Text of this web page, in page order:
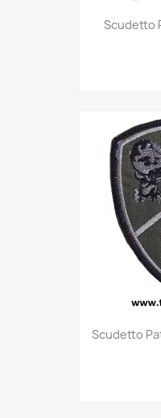

Scudetto

Scudetto